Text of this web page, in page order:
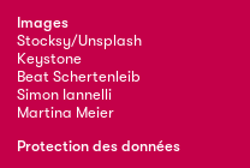
Images
Stocksy/Unsplash
Keystone
Beat Schertenleib
Simon Iannelli
Martina Meier
Protection des données